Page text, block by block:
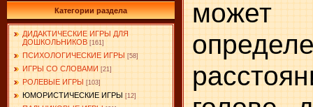
Категории раздела
ДИДАКТИЧЕСКИЕ ИГРЫ ДЛЯ
ДОШКОЛЬНИКОВ [161]
ПСИХОЛОГИЧЕСКИЕ ИГРЫ [58]
ИГРЫ СО СЛОВАМИ [21]
РОЛЕВЫЕ ИГРЫ [103]
ЮМОРИСТИЧЕСКИЕ ИГРЫ [12]